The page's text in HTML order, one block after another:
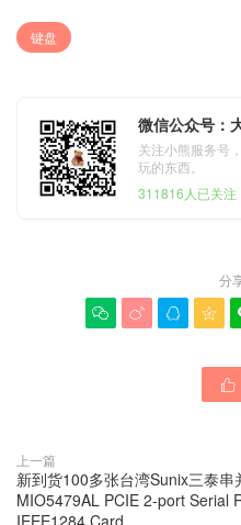
键盘
微信公众号：
关注小熊服务号
玩的东西。
311816人已关注
分
   

上一篇
新到货100多张台湾Sunix三泰
MIO5479AL PCIE 2-port Serial
IEEE1284 Card